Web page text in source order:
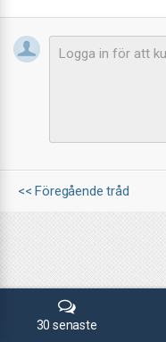
<< Föregående tråd
30 senaste